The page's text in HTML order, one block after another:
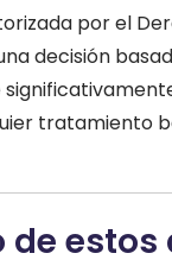
por el
decisión
tratamiento
estos